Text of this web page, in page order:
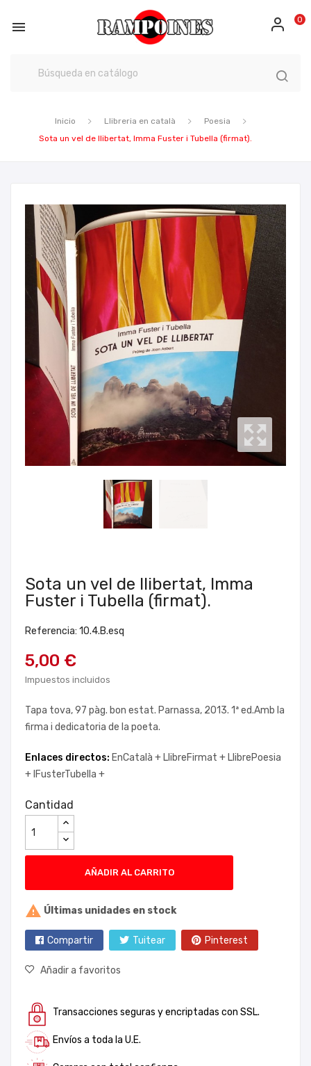
 0
Inicio Llibreria en català
Poesia
Sota un vel de llibertat, Imma Fuster i Tubella (firmat).
Sota un vel de llibertat, Imma
Fuster i Tubella (firmat).
Referencia: 10.4.B.esq
5,00 €
Impuestos incluidos
Tapa tova, 97 pàg. bon estat. Parnassa, 2013. 1ª ed.Amb la
firma i dedicatoria de la poeta.
Enlaces directos: EnCatalà + LlibreFirmat + LlibrePoesia
+ IFusterTubella +
Cantidad
AÑADIR AL CARRITO
 Últimas unidades en stock
Compartir Tuitear Pinterest
Añadir a favoritos
Transacciones seguras y encriptadas con SSL.
Envíos a toda la U.E.